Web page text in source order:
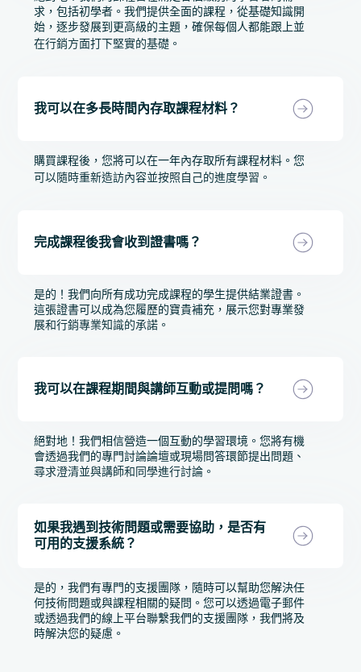
求，包括初學者。我們提供全面的課程，從基礎知識開
始，逐步發展到更高級的主題，確保每個人都能跟上並
在行銷方面打下堅實的基礎。
我可以在多長時間內存取課程材料？
購買課程後，您將可以在一年內存取所有課程材料。您
可以隨時重新造訪內容並按照自己的進度學習。
完成課程後我會收到證書嗎？
是的！我們向所有成功完成課程的學生提供結業證書。
這張證書可以成為您履歷的寶貴補充，展示您對專業發
展和行銷專業知識的承諾。
我可以在課程期間與講師互動或提問嗎？
絕對地！我們相信營造一個互動的學習環境。您將有機
會透過我們的專門討論論壇或現場問答環節提出問題、
尋求澄清並與講師和同學進行討論。
如果我遇到技術問題或需要協助，是否有
可用的支援系統？
是的，我們有專門的支援團隊，隨時可以幫助您解決任
何技術問題或與課程相關的疑問。您可以透過電子郵件
或透過我們的線上平台聯繫我們的支援團隊，我們將及
時解決您的疑慮。